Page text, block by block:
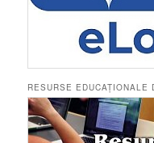
RESURSE EDUCAȚIONALE